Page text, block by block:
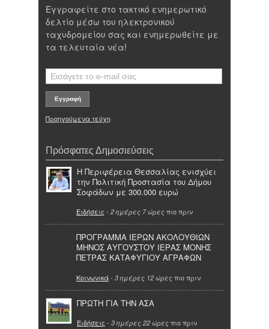
Εγγραφείτε στο τακτικό ενημερωτικό
δελτίο μέσω του ηλεκτρονικού
ταχυδρομείου σας και ενημερωθείτε με
τα τελευταία νέα!
Προηγούμενα τεύχη
Πρόσφατες Δημοσιεύσεις
Η Περιφέρεια Θεσσαλίας ενισχύει
την Πολιτική Προστασία του Δήμου
Σοφάδων με 300.000 ευρώ
Ειδήσεις - 2 ημέρες 7 ώρες πιο πριν
ΠΡΟΓΡΑΜΜΑ ΙΕΡΩΝ ΑΚΟΛΟΥΘΙΩΝ
ΜΗΝΟΣ ΑΥΓΟΥΣΤΟΥ ΙΕΡΑΣ ΜΟΝΗΣ
ΠΕΤΡΑΣ ΚΑΤΑΦΥΓΙΟΥ ΑΓΡΑΦΩΝ
Κοινωνικά- 3 ημέρες 12 ώρες πιο πριν
ΠΡΩΤΗ ΓΙΑ ΤΗΝ ΑΣΑ
Ειδήσεις - 3 ημέρες 22 ώρες πιο πριν